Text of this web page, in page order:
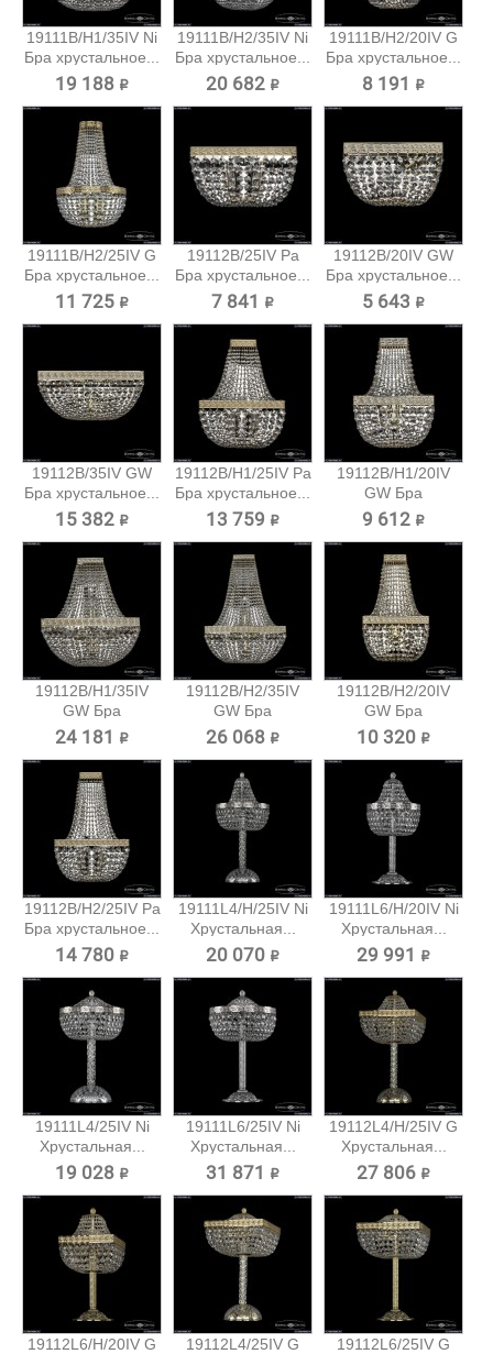
19111B/H1/35IV Ni
Бра хрустальное...
19 188 ₽
19111B/H2/35IV Ni
Бра хрустальное...
20 682 ₽
19111B/H2/20IV G
Бра хрустальное...
8 191 ₽
19111B/H2/25IV G
Бра хрустальное...
11 725 ₽
19112B/25IV Pa
Бра хрустальное...
7 841 ₽
19112B/20IV GW
Бра хрустальное...
5 643 ₽
19112B/35IV GW
Бра хрустальное...
15 382 ₽
19112B/H1/25IV Pa
Бра хрустальное...
13 759 ₽
19112B/H1/20IV
GW Бра
хрустальное...
9 612 ₽
19112B/H1/35IV
GW Бра
хрустальное...
24 181 ₽
19112B/H2/35IV
GW Бра
хрустальное...
26 068 ₽
19112B/H2/20IV
GW Бра
хрустальное...
10 320 ₽
19112B/H2/25IV Pa
Бра хрустальное...
14 780 ₽
19111L4/H/25IV Ni
Хрустальная...
20 070 ₽
19111L6/H/20IV Ni
Хрустальная...
29 991 ₽
19111L4/25IV Ni
Хрустальная...
19 028 ₽
19111L6/25IV Ni
Хрустальная...
31 871 ₽
19112L4/H/25IV G
Хрустальная...
27 806 ₽
19112L6/H/20IV G
19112L4/25IV G
19112L6/25IV G